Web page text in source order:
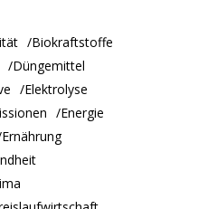
Biokraftstoffe
Düngemittel
Elektrolyse
Energie
Ernährung